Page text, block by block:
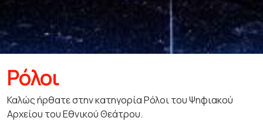
Ρόλοι
Καλώς ήρθατε στην κατηγορία Ρόλοι του Ψηφιακού
Αρχείου του Εθνικού Θεάτρου.